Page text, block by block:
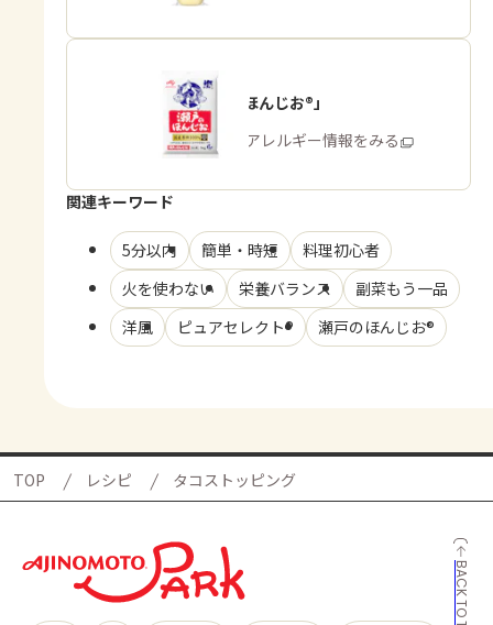
「瀬戸のほんじお®」
商品・アレルギー情報をみる
関連キーワード
5分以内 簡単・時短
料理初心者
火を使わない
栄養バランス
副菜もう一品
洋風
ピュアセレクト® 瀬戸のほんじお®
TOP レシピ タコストッピング
BACK TO TOP